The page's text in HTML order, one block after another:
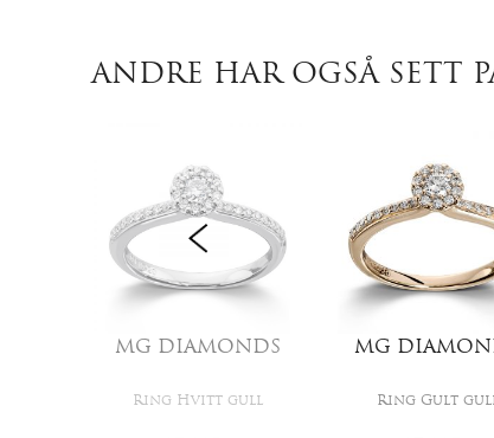
ANDRE HAR OGSÅ SETT
MG DIAMONDS
Ring Hvitt gull
MG
Ring Gult